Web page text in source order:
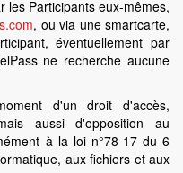
les Participants eux-mêmes,
, ou via une smartcarte,
éventuellement par
ne recherche aucune
d'un droit d'accès,
aussi d'opposition au
à la loi n°78-17 du 6
aux fichiers et aux